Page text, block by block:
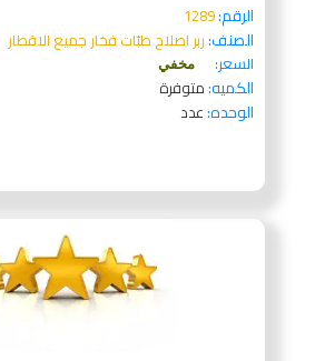
الرقم:1289
الصنف:ربر اصلاح طبّات فخار جميع الاقطار
السعر:
مخفي
الكميه:متوفرة
الوحده:عدد